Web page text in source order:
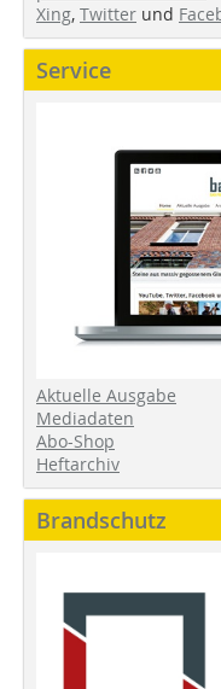
Xing, Twitter und
Service
Aktuelle Ausgabe
Mediadaten
Abo-Shop
Heftarchiv
Brandschutz